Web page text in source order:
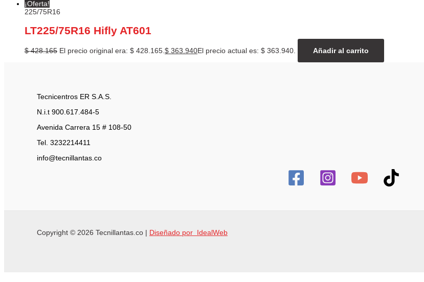
¡Oferta!
225/75R16
LT225/75R16 Hifly AT601
$428.165 El precio original era: $ 428.165. $ 363.940El precio actual es: $ 363.940. Añadir al carrito
Tecnicentros ER S.A.S.
N.i.t 900.617.484-5
Avenida Carrera 15 # 108-50
Tel. 3232214411
info@tecnillantas.co
Copyright © 2026 Tecnillantas.co | Diseñado por IdealWeb